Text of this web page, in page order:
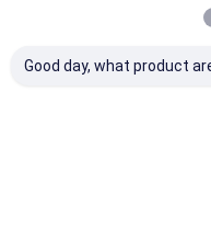
Good day, what product